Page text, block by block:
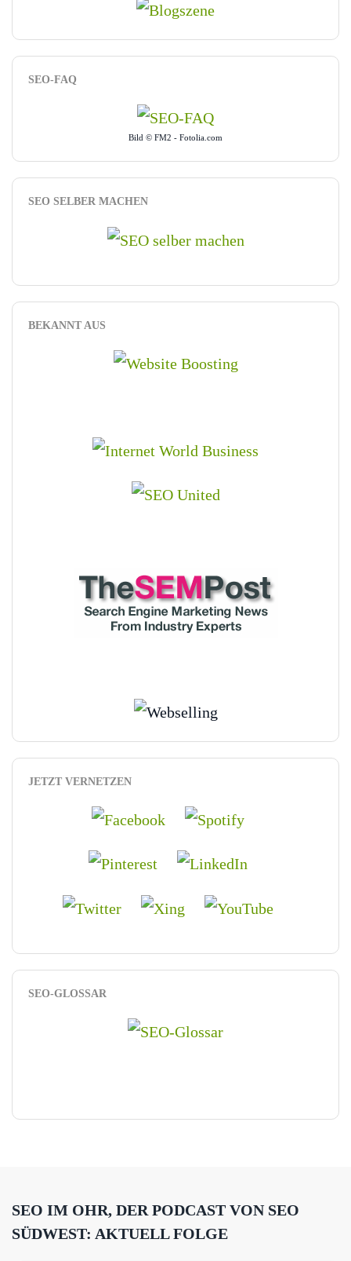
SEO-FAQ
Bild © FM2 - Fotolia.com
SEO SELBER MACHEN
BEKANNT AUS
JETZT VERNETZEN
SEO-GLOSSAR
SEO IM OHR, DER PODCAST VON SEO
SÜDWEST: AKTUELL FOLGE